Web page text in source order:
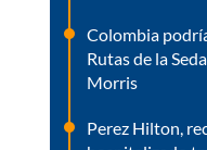
Colombia
Rutas de la
Morris
Perez Hilton,